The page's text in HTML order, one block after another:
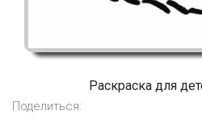
Раскраска для
Поделиться: